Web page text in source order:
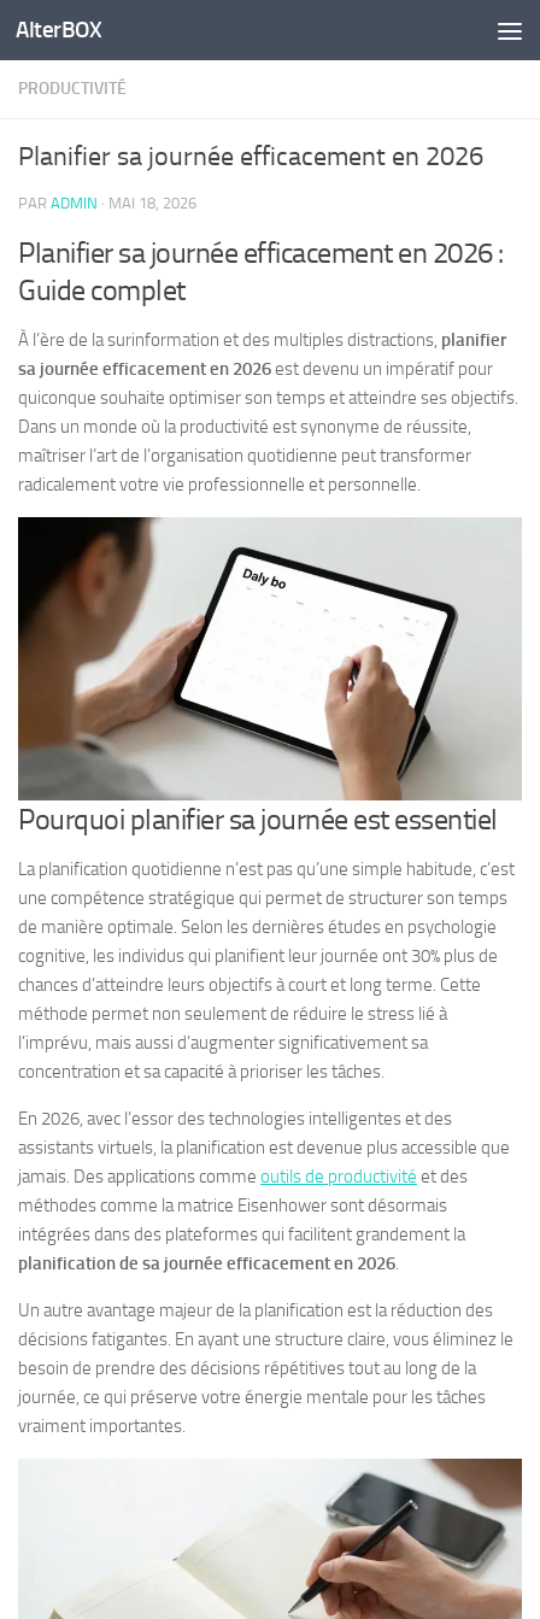
Skip to content
AlterBOX
PRODUCTIVITÉ
Planifier sa journée efficacement en 2026
PAR ADMIN · MAI 18, 2026
Planifier sa journée efficacement en 2026 :
Guide complet
À l’ère de la surinformation et des multiples distractions, planifier
sa journée efficacement en 2026est devenu un impératif pour
quiconque souhaite optimiser son temps et atteindre ses objectifs.
Dans un monde où la productivité est synonyme de réussite,
maîtriser l’art de l’organisation quotidienne peut transformer
radicalement votre vie professionnelle et personnelle.
Pourquoi planifier sa journée est essentiel
La planification quotidienne n’est pas qu’une simple habitude, c’est
une compétence stratégique qui permet de structurer son temps
de manière optimale. Selon les dernières études en psychologie
cognitive, les individus qui planifient leur journée ont 30% plus de
chances d’atteindre leurs objectifs à court et long terme. Cette
méthode permet non seulement de réduire le stress lié à
l’imprévu, mais aussi d’augmenter significativement sa
concentration et sa capacité à prioriser les tâches.
En 2026, avec l’essor des technologies intelligentes et des
assistants virtuels, la planification est devenue plus accessible que
jamais. Des applications comme outils de productivité et des
méthodes comme la matrice Eisenhower sont désormais
intégrées dans des plateformes qui facilitent grandement la
planification de sa journée efficacement en 2026.
Un autre avantage majeur de la planification est la réduction des
décisions fatigantes. En ayant une structure claire, vous éliminez le
besoin de prendre des décisions répétitives tout au long de la
journée, ce qui préserve votre énergie mentale pour les tâches
vraiment importantes.